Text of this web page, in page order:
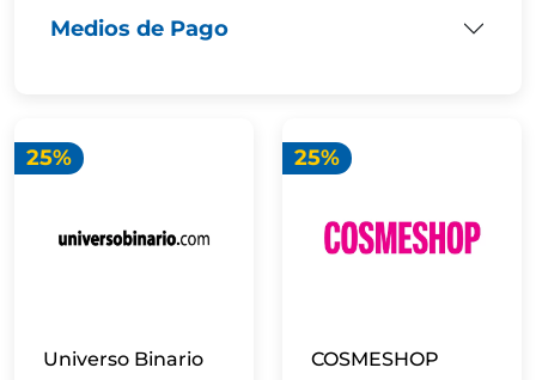
Medios de Pago
25%
Universo Binario
25%
COSMESHOP